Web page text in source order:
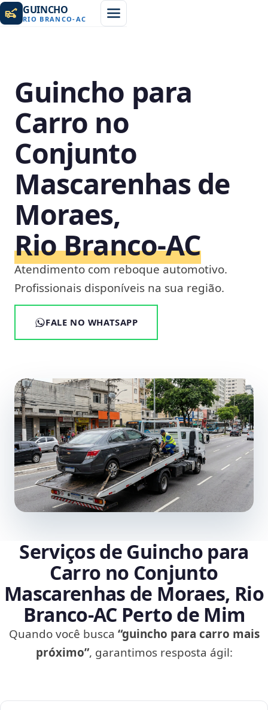
GUINCHO
RIO BRANCO-AC
Guincho para
Carro no
Conjunto
Mascarenhas de
Moraes,
Rio Branco‑AC
Atendimento com reboque automotivo.
Profissionais disponíveis na sua região.
FALE NO WHATSAPP
Serviços de Guincho para
Carro no Conjunto
Mascarenhas de Moraes, Rio
Branco‑AC Perto de Mim
Quando você busca “guincho para carro mais
próximo”, garantimos resposta ágil: